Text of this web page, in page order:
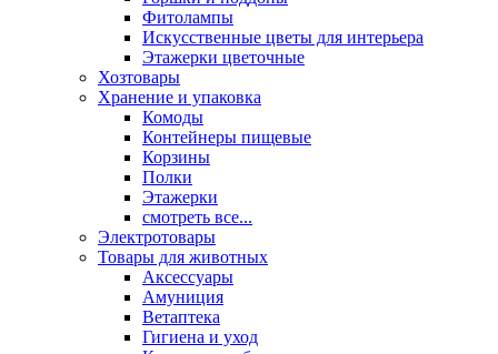
Фитолампы
Искусственные цветы для интерьера
Этажерки цветочные
Хозтовары
Хранение и упаковка
Комоды
Контейнеры пищевые
Корзины
Полки
Этажерки
смотреть все...
Электротовары
Товары для животных
Аксессуары
Амуниция
Ветаптека
Гигиена и уход